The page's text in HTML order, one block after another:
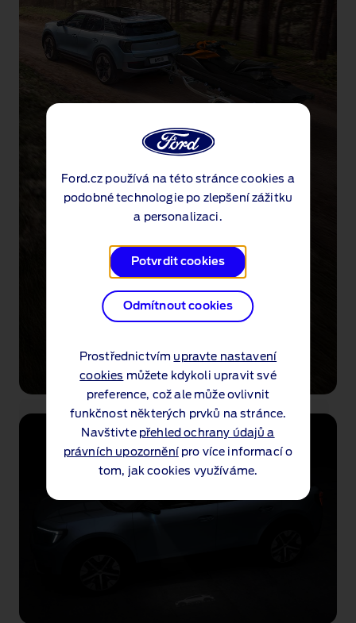
Ford.cz používá na této stránce cookies a
podobné technologie po zlepšení zážitku
a personalizaci.
Potvrdit cookies
Odmítnout cookies
Prostřednictvím upravte nastavení
cookies můžete kdykoli upravit své
preference, což ale může ovlivnit
funkčnost některých prvků na stránce.
Navštivte přehled ochrany údajů a
právních upozorněnípro více informací o
tom, jak cookies využíváme.
Elektricky sklopné
tažné zařízení
Toužíte‑li po ještě větším dobrodružství,
můžete za Ford Explorer zapřáhnout až 1800 kg
s výklopným tažným zařízením s elektronickým